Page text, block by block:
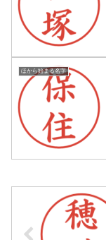
ほから始まる名字